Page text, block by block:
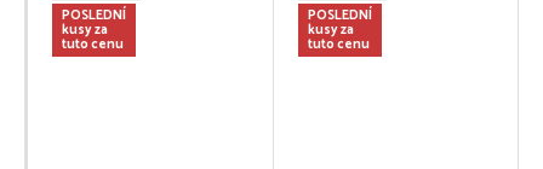
POSLEDNÍ
kusy za
tuto cenu
POSLEDNÍ
kusy za
tuto cenu